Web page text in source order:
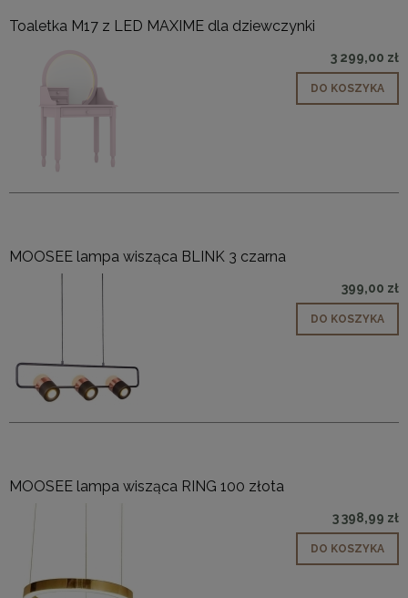
Toaletka M17 z LED MAXIME dla dziewczynki
3 299,00 zł
DO KOSZYKA
MOOSEE lampa wisząca BLINK 3 czarna
399,00 zł
DO KOSZYKA
MOOSEE lampa wisząca RING 100 złota
3 398,99 zł
DO KOSZYKA